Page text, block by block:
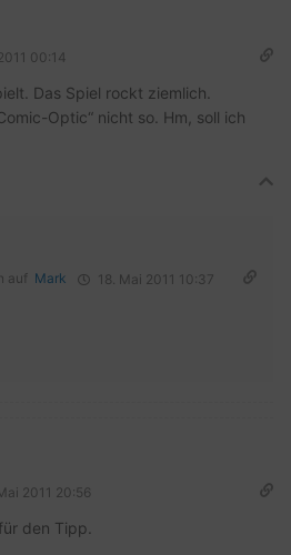
00:14
Das Spiel rockt ziemlich.
Optic“ nicht so. Hm, soll ich
auf Mark 18. Mai 2011 10:37
2011 20:56
den Tipp.